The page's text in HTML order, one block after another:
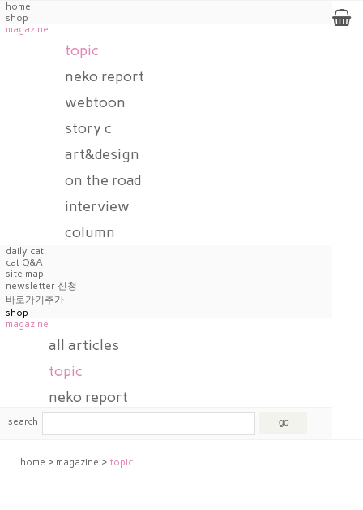
home
shop
magazine
topic
neko report
webtoon
story c
art&design
on the road
interview
column
daily cat
cat Q&A
site map
newsletter 신청
바로가기추가
shop
magazine
all articles
topic
neko report
search
home > magazine > topic